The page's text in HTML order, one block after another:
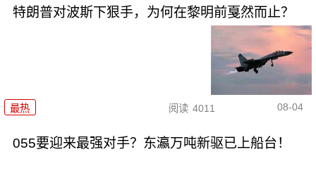
特朗普对波斯下狠手，为何在黎明前戛然而止？
最热 阅读 4011 08-04
055要迎来最强对手？东瀛万吨新驱已上船台！